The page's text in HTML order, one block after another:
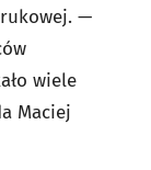
—
wiele
Maciej